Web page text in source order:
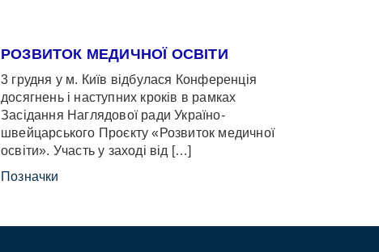
РОЗВИТОК МЕДИЧНОЇ ОСВІТИ
3 грудня у м. Київ відбулася Конференція
досягнень і наступних кроків в рамках
Засідання Наглядової ради Україно-
швейцарського Проєкту «Розвиток медичної
освіти». Участь у заході від […]
Позначки